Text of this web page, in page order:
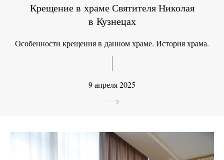
Крещение в храме Святителя Николая
в Кузнецах
Особенности крещения в данном храме. История храма.
9 апреля 2025